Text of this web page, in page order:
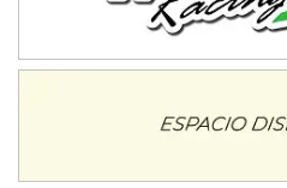
PATAGONICO - F6
Moto Club Reginense (Tierra)